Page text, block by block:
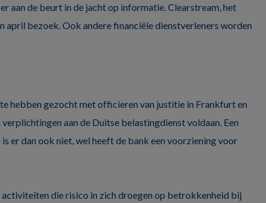
aan de beurt in de jacht op informatie. Clearstream, het
bezoek. Ook andere financiële dienstverleners worden
hebben gezocht met officieren van justitie in Frankfurt en
aan de Duitse belastingdienst voldaan. Een
er dan ook niet, wel heeft de bank een voorziening voor
die risico in zich droegen op betrokkenheid bij